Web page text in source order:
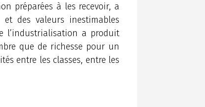
préparées à les recevoir, a
des valeurs inestimables
l’industrialisation a produit
que de richesse pour un
entre les classes, entre les